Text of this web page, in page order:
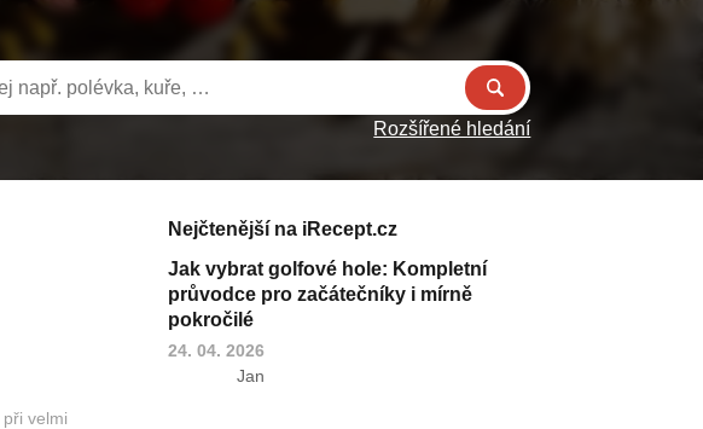
Rozšířené hledání
velmi
Nejčtenější na iRecept.cz
Jak vybrat golfové hole: Kompletní
průvodce pro začátečníky i mírně
pokročilé
24. 04. 2026
Jan